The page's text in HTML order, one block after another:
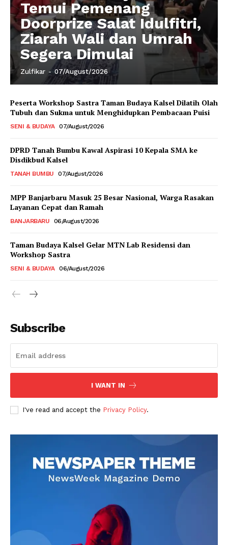
Temui Pemenang
Doorprize Salat Idulfitri,
Ziarah Wali dan Umrah
Segera Dimulai
Zulfikar - 07/August/2026
Peserta Workshop Sastra Taman Budaya Kalsel Dilatih Olah
Tubuh dan Sukma untuk Menghidupkan Pembacaan Puisi
SENI & BUDAYA 07/August/2026
DPRD Tanah Bumbu Kawal Aspirasi 10 Kepala SMA ke
Disdikbud Kalsel
TANAH BUMBU 07/August/2026
MPP Banjarbaru Masuk 25 Besar Nasional, Warga Rasakan
Layanan Cepat dan Ramah
BANJARBARU 06/August/2026
Taman Budaya Kalsel Gelar MTN Lab Residensi dan
Workshop Sastra
SENI & BUDAYA 06/August/2026
Subscribe
I WANT IN
I've read and accept the Privacy Policy.